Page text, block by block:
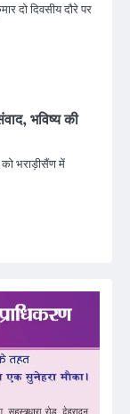
दो दिवसीय दौरे पर
भविष्य की
को भराड़ीसैंण में